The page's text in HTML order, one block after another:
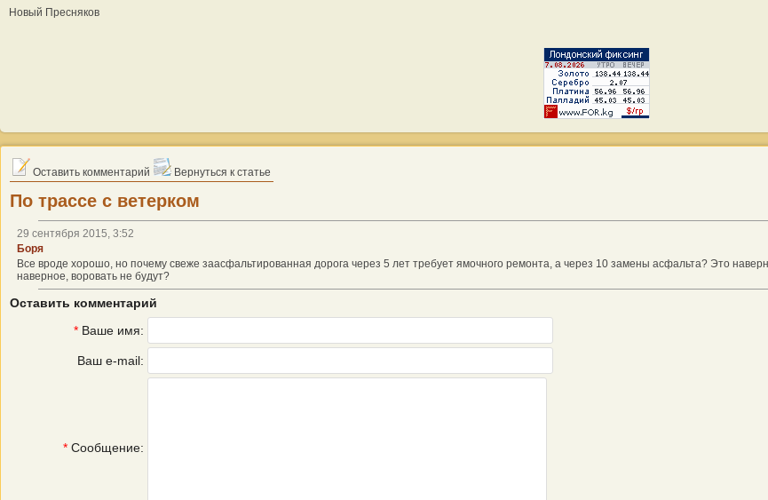
Новый Пресняков
Оставить комментарий Вернуться к статье
По трассе с ветерком
29 сентября 2015, 3:52
Боря
Все вроде хорошо, но почему свеже заасфальтированная дорога через 5 лет требует ямочного ремонта, а через 10 замены асфальта? Это
наверное, воровать не будут?
Оставить комментарий
* Ваше имя:
Ваш e-mail:
* Сообщение: